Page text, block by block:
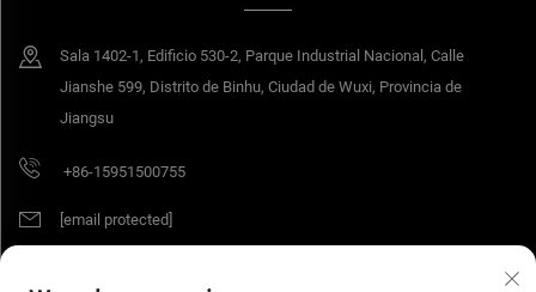
Sala 1402-1, Edificio 530-2, Parque Industrial Nacional, Calle
Jianshe 599, Distrito de Binhu, Ciudad de Wuxi, Provincia de
Jiangsu
+86-15951500755
[email protected]